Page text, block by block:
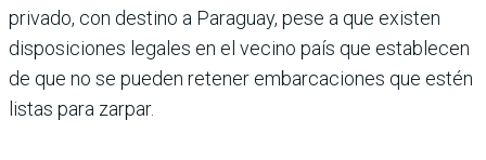
privado, con destino a Paraguay, pese a que existen
disposiciones legales en el vecino país que establecen
de que no se pueden retener embarcaciones que estén
listas para zarpar.